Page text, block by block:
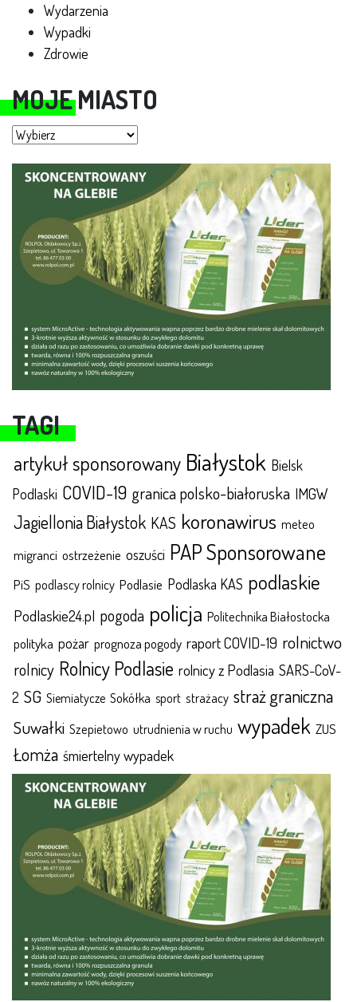
Wydarzenia
Wypadki
Zdrowie
MOJE MIASTO
Moje miasto
TAGI
artykuł sponsorowany Białystok Bielsk
Podlaski COVID-19 granica polsko-białoruska IMGW
Jagiellonia Białystok KAS koronawirus meteo
migranci ostrzeżenie oszuści PAP Sponsorowane
PiS podlascy rolnicy Podlasie Podlaska KAS podlaskie
Podlaskie24.pl pogoda policja Politechnika Białostocka
polityka pożar prognoza pogody raport COVID-19 rolnictwo
rolnicy Rolnicy Podlasie rolnicy z Podlasia SARS-CoV-
2 SG Siemiatycze Sokółka sport strażacy straż graniczna
Suwałki Szepietowo utrudnienia w ruchu wypadek ZUS
Łomża śmiertelny wypadek